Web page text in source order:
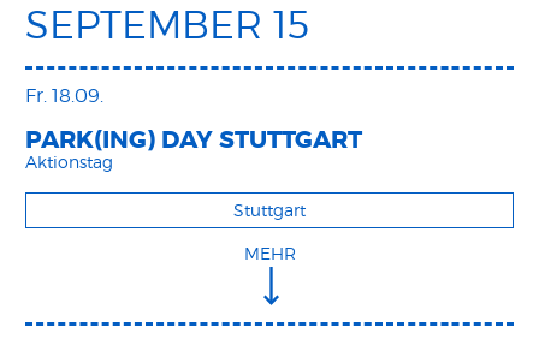
SEPTEMBER 15
Fr. 18.09.
PARK(ING) DAY STUTTGART
Aktionstag
Stuttgart
MEHR